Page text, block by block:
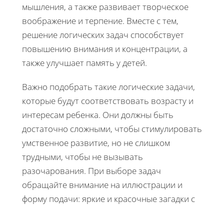
мышления, а также развивает творческое
воображение и терпение. Вместе с тем,
решение логических задач способствует
повышению внимания и концентрации, а
также улучшает память у детей.
Важно подобрать такие логические задачи,
которые будут соответствовать возрасту и
интересам ребенка. Они должны быть
достаточно сложными, чтобы стимулировать
умственное развитие, но не слишком
трудными, чтобы не вызывать
разочарования. При выборе задач
обращайте внимание на иллюстрации и
форму подачи: яркие и красочные загадки с